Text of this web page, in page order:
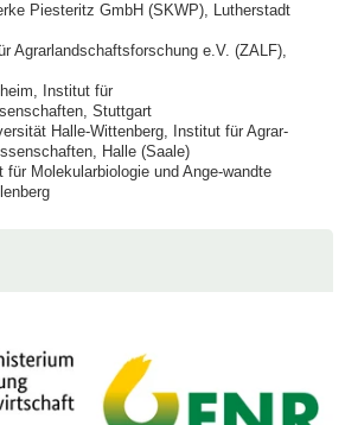
Piesteritz GmbH (SKWP), Lutherstadt
Agrarlandschaftsforschung e.V. (ZALF),
Institut für
Stuttgart
Halle-Wittenberg, Institut für Agrar-
Halle (Saale)
für Molekularbiologie und Ange-wandte